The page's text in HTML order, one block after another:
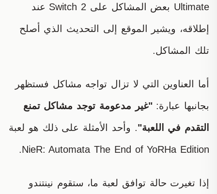
Ultimate بعض المشاكل على Switch 2 عند
إطلاقه، ويشير الموقع إلى التحديث الذي أصلح
تلك المشاكل.
أما العناوين التي لا تزال تواجه مشاكل فستظهر
بجانبها عبارة:"غير مدعومة توجد مشاكل تمنع
التقدم في اللعبة". وأحد الأمثلة على ذلك هو لعبة
NieR: Automata The End of YoRHa Edition.
إذا تغيرت حالة توافق لعبة ما، ستقوم نينتندو